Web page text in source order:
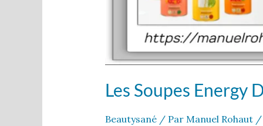
Les Soupes Energy
Beautysané/ Par Manuel Rohaut /